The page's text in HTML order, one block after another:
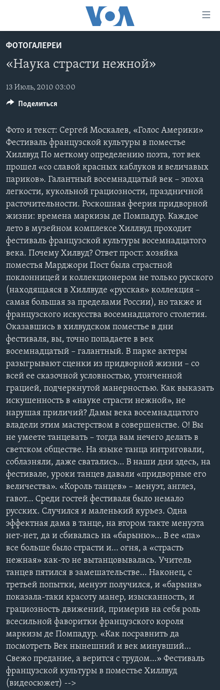
на
основной
Перейти
навигации
Перейти
ПРОГРАММЫ
АМЕРИКА
НОВОСТИ ЗА МИНУТУ
ПОЧЕМУ ЭТО ВАЖНО?
ДИСКУССИЯ VOA
ДЕТАЛИ
НЬЮ-ЙОРК NEW YORK
АМЕРИКА. БОЛЬШОЕ ПУТЕШЕСТВИЕ
ПРОЕКТЫ
УЧИМ АНГЛИЙСКИЙ
А КАК В АМЕРИКЕ?
АРТЕФАКТЫ
АМЕРИКАНСКИЕ ГОРОДКИ
ТЕСТЫ
ЭКСПЕРТИЗА
ФАКТЫ ПРОТИВ ФЕЙКОВ
ЗА СВОБОДУ ПРЕССЫ
УЧИМ АНГЛИЙСКИЙ
ВИДЕО
Learning English
СОЦИАЛЬНЫЕ СЕТИ
ФОТОГАЛЕРЕИ
«Наука страсти нежной»
13 Июль, 2010 03:00
Фото и текст: Сергей Москалев, «Голос Америки»
Фестиваль французской культуры в поместье
Хиллвуд По меткому определению поэта, тот век
прошел «со славой красных каблуков и величавых
париков». Галантный восемнадцатый век – эпоха
легкости, кукольной грациозности, праздничной
расточительности. Роскошная феерия придворной
жизни: времена маркизы де Помпадур. Каждое
лето в музейном комплексе Хиллвуд проходит
фестиваль французской культуры восемнадцатого
века. Почему Хилвуд? Ответ прост: хозяйка
поместья Марджори Пост была страстной
поклонницей и коллекционером не только русского
(находящаяся в Хиллвуде «русская» коллекция –
самая большая за пределами России), но также и
французского искусства восемнадцатого столетия.
Оказавшись в хилвудском поместье в дни
фестиваля, вы, точно попадаете в век
восемнадцатый – галантный. В парке актеры
разыгрывают сценки из придворной жизни – со
всей ее сказочной условностью, утонченной
грацией, подчеркнутой манерностью. Как выказать
искушенность в «науке страсти нежной», не
нарушая приличий? Дамы века восемнадцатого
владели этим мастерством в совершенстве. О! Вы
не умеете танцевать – тогда вам нечего делать в
светском обществе. На языке танца интриговали,
соблазняли, даже сватались… В наши дни здесь, на
фестивале, уроки танцев давали «придворные его
величества». «Король танцев» – менуэт, англез,
гавот… Среди гостей фестиваля было немало
русских. Случился и маленький курьез. Одна
эффектная дама в танце, на втором такте менуэта
нет-нет, да и сбивалась на «барыню»… В ее «па»
все больше было страсти и… огня, а «страсть
нежная» как-то не вытанцовывалась. Учитель
танцев пятился в замешательстве… Наконец, с
третьей попытки, менуэт получился, и «барыня»
показала-таки красоту манер, изысканность, и
грациозность движений, примерив на себя роль
всесильной фаворитки французского короля
маркизы де Помпадур. «Как посравнить да
посмотреть Век нынешний и век минувший…
Свежо предание, а верится с трудом…» Фестиваль
французской культуры в поместье Хиллвуд
(видеосюжет) -->
Поделиться